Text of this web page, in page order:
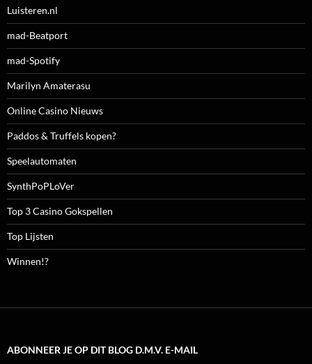
Luisteren.nl
mad-Beatport
mad-Spotify
Marilyn Amaterasu
Online Casino Nieuws
Paddos & Truffels kopen?
Speelautomaten
SynthPoPLoVer
Top 3 Casino Gokspellen
Top Lijsten
Winnen!?
ABONNEER JE OP DIT BLOG D.M.V. E-MAIL